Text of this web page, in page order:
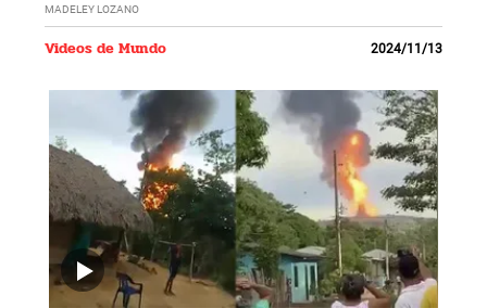
MADELEY LOZANO
Videos de Mundo 2024/11/13